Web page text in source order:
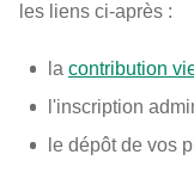
les liens ci-après :
la contribution
l'inscription
le dépôt de vos